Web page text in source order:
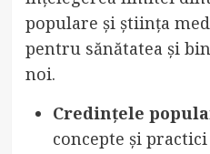
populare și știința
pentru sănătatea și
noi.
Credințele
concepte și